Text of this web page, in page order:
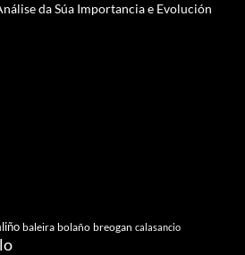
da Súa Importancia e Evolución
baleira bolaño breogan calasancio